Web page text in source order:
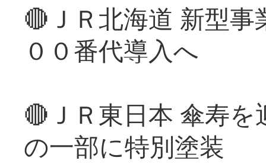
🔴ＪＲ北海道 新型
００番代導入へ
🔴ＪＲ東日本 傘寿
の一部に特別塗装